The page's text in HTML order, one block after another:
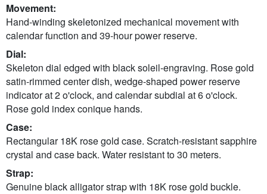
Movement:
Hand-winding skeletonized mechanical movement with
calendar function and 39-hour power reserve.
Dial:
Skeleton dial edged with black soleil-engraving. Rose gold
satin-rimmed center dish, wedge-shaped power reserve
indicator at 2 o'clock, and calendar subdial at 6 o'clock.
Rose gold index conique hands.
Case:
Rectangular 18K rose gold case. Scratch-resistant sapphire
crystal and case back. Water resistant to 30 meters.
Strap:
Genuine black alligator strap with 18K rose gold buckle.